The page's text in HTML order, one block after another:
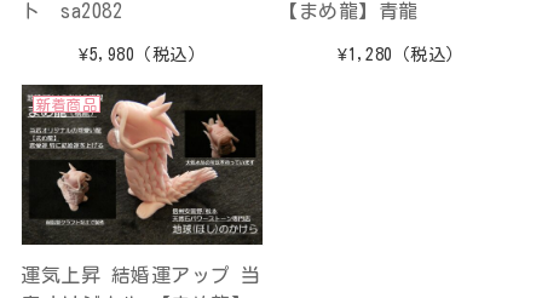
ト sa2082
¥5,980 （税込）
【まめ龍】青龍
¥1,280 （税込）
新着商品
運気上昇 結婚運アップ 当